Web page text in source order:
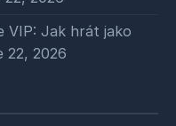
VIP: Jak hrát jako
22, 2026